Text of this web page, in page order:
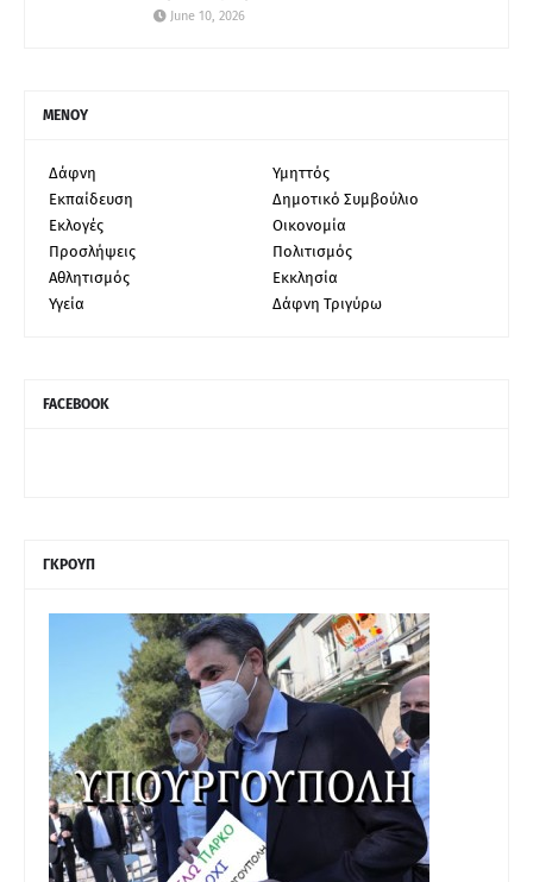
June 10, 2026
ΜΕΝΟΥ
Δάφνη
Υμηττός
Εκπαίδευση
Δημοτικό Συμβούλιο
Εκλογές
Οικονομία
Προσλήψεις
Πολιτισμός
Αθλητισμός
Εκκλησία
Υγεία
Δάφνη Τριγύρω
FACEBOOK
ΓΚΡΟΥΠ